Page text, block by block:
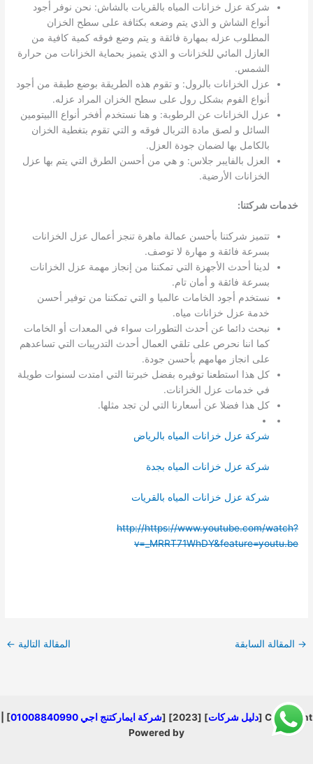
شركة عزل خزانات المياه بالقريات بالشاش: نحن نوفر أجود
أنواع الشاش و الذي يتم وضعه بكثافة على سطح الخزان
المطلوب عزله بمهارة فائقة و يتم وضع فوقه كمية كافية من
العازل المائي للخزانات و الذي يتميز بحماية الخزانات من حرارة
الشمس.
عزل الخزانات بالرول: و تقوم هذه الطريقة بوضع طبقة من أجود
أنواع الفوم بشكل رول على سطح الخزان المراد عزله.
عزل الخزانات عن الرطوبة: و هنا نستخدم أفخر أنواع االبيتومين
السائل و لصق مادة التربال فوقه و التي تقوم بتغطية الخزان
بالكامل بها لضمان جودة العزل.
العزل بالفايبر جلاس: و هي من أحسن الطرق التي يتم بها عزل
الخزانات الأرضية.
خدمات شركتنا:
تتميز شركتنا بأحسن عمالة ماهرة تنجز أعمال عزل الخزانات
بسرعة فائقة و مهارة لا توصف.
لدينا أحدث الأجهزة التي تمكننا من إنجاز مهمة عزل الخزانات
بسرعة فائقة و أمان تام.
نستخدم أجود الخامات عالميا و التي تمكننا من توفير أحسن
خدمة عزل خزانات مياه.
نبحث دائما عن أحدث التطورات سواء في المعدات أو الخامات
كما اننا نحرص على تلقي العمال أحدث التدريبات التي تساعدهم
على انجاز مهامهم بأحسن جودة.
كل هذا استطعنا توفيره بفضل خبرتنا التي امتدت لسنوات طويلة
في خدمات عزل الخزانات.
كل هذا فضلا عن أسعارنا التي لن تجد مثلها.
شركة عزل خزانات المياه بالرياض
شركة عزل خزانات المياه بجدة
شركة عزل خزانات المياه بالقريات
http://https://www.youtube.com/watch?
v=_MRRT71WhDY&feature=youtu.be
→ المقالة السابقة المقالة التالية ←
Copyright [ دليل شركات] [2023] [ شركة ايماركتنج اجي 01008840990
] |
Powered by